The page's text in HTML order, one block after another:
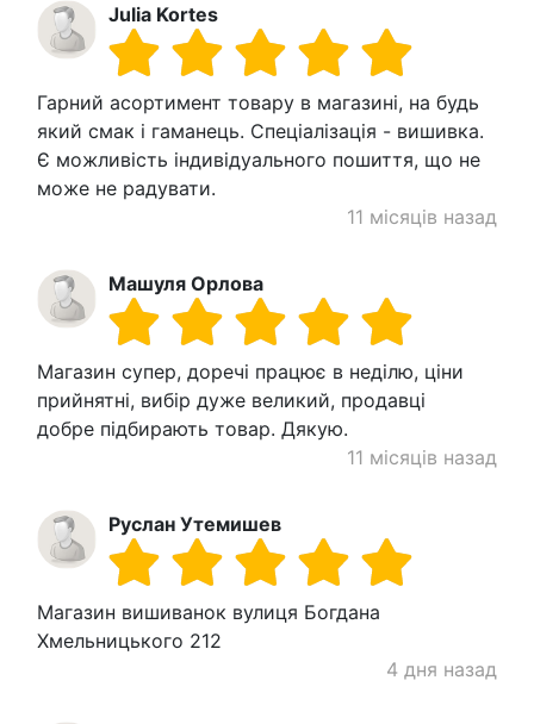
Julia Kortes
Гарний асортимент товару в магазині, на будь
який смак і гаманець. Спеціалізація - вишивка.
Є можливість індивідуального пошиття, що не
може не радувати.
11 місяців назад
Машуля Орлова
Магазин супер, доречі працює в неділю, ціни
прийнятні, вибір дуже великий, продавці
добре підбирають товар. Дякую.
11 місяців назад
Руслан Утемишев
Магазин вишиванок вулиця Богдана
Хмельницького 212
4 дня назад